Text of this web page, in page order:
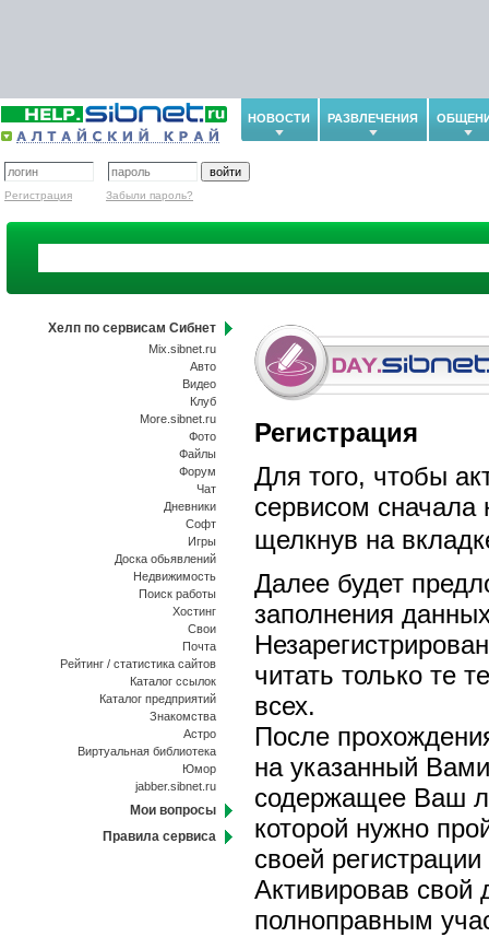
НОВОСТИ РАЗВЛЕЧЕНИЯ
Регистрация Забыли пароль?
Хелп по сервисам Сибнет
Mix.sibnet.ru
Авто
Видео
Клуб
More.sibnet.ru
Фото
Файлы
Форум
Чат
Дневники
Софт
Игры
Доска обьявлений
Недвижимость
Поиск работы
Хостинг
Свои
Почта
Рейтинг / статистика сайтов
Каталог ссылок
Каталог предприятий
Знакомства
Астро
Виртуальная библиотека
Юмор
jabber.sibnet.ru
Мои вопросы
Правила сервиса
Регистрация
Для того, чтобы
сервисом сначала
щелкнув на
Далее будет
заполнения
читать только те
всех.
После
на указанный
содержащее Ваш
которой нужно
своей
Активировав свой
полноправным